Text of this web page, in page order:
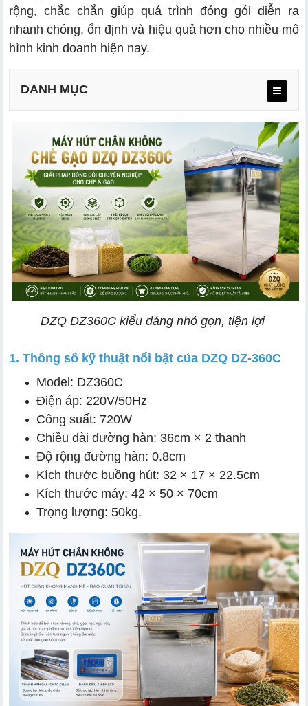
rộng, chắc chắn giúp quá trình đóng gói diễn ra
nhanh chóng, ổn định và hiệu quả hơn cho nhiều mô
hình kinh doanh hiện nay.
DANH MỤC
2.1 Đóng gói nhanh - gọn - kiệt khí
2.2 Đường hàn rộng 0.8cm tăng độ kín và chắc chắn
cho bao bì
2.3 Hoạt động liên tục nhưng vẫn đảm bảo độ ổn định
2.4 Kết cấu inox, phù hợp môi trường làm việc chuyên
nghiệp
DZQ DZ360C kiểu dáng nhỏ gọn, tiện lợi
1. Thông số kỹ thuật nổi bật của DZQ DZ-360C
Model: DZ360C
Điện áp: 220V/50Hz
Công suất: 720W
Chiều dài đường hàn: 36cm × 2 thanh
Độ rộng đường hàn: 0.8cm
Kích thước buồng hút: 32 × 17 × 22.5cm
Kích thước máy: 42 × 50 × 70cm
Trọng lượng: 50kg.